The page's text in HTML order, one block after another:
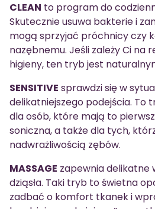
CLEAN to program do
Skutecznie usuwa bakterie i
mogą sprzyjać próchnicy czy
nazębnemu. Jeśli zależy Ci na
higieny, ten tryb jest
SENSITIVE sprawdzi się w
delikatniejszego podejścia. To
dla osób, które mają to
soniczna, a także dla tych,
nadwrażliwością zębów.
MASSAGE zapewnia delikatne
dziąsła. Taki tryb to świetna
zadbać o komfort tkanek i